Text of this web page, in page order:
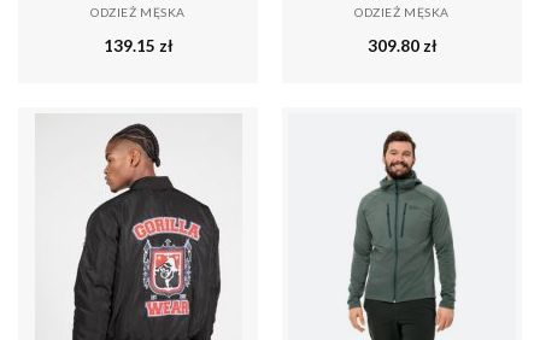
ODZIEŻ MĘSKA
139.15 zł
ODZIEŻ MĘSKA
309.80zł